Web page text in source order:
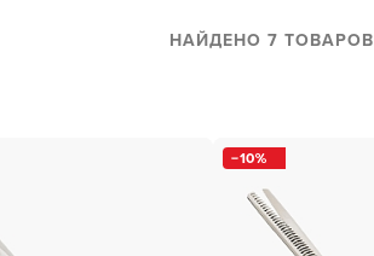
и расходник
и
сумки и хранение
НАЙДЕНО 7 ТОВАРОВ
10